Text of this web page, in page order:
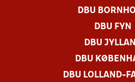
DBU
DBU FYN
DBU
DBU
DBU LOLLAND-